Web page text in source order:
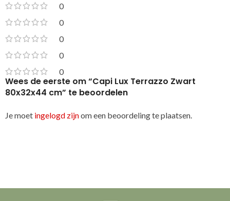
0
0
0
0
0
Wees de eerste om “Capi Lux Terrazzo Zwart
80x32x44 cm” te beoordelen
Je moet ingelogd zijnom een beoordeling te plaatsen.